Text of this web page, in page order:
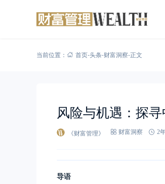
当前位置： 首页-头条-财富洞察-正文
风险与机遇：探
《财富管理》 财富洞察 2
导语